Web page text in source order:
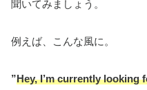
聞いてみましょう。
例えば、こんな風に。
”Hey, I’m currently looking